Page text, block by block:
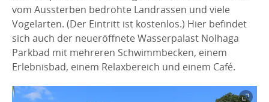
vom Aussterben bedrohte Landrassen und viele
Vogelarten. (Der Eintritt ist kostenlos.) Hier befindet
sich auch der neueröffnete Wasserpalast Nolhaga
Parkbad mit mehreren Schwimmbecken, einem
Erlebnisbad, einem Relaxbereich und einem Café.